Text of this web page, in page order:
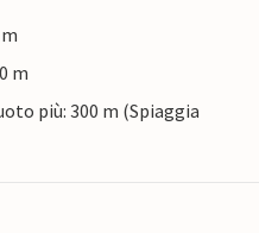
m
più: 300 m (Spiaggia